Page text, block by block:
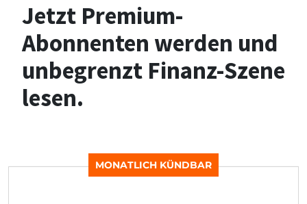
Jetzt Premium-
Abonnenten werden und
unbegrenzt Finanz-Szene
lesen.
MONATLICH KÜNDBAR